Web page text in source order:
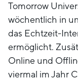
Tomorrow
wöchentlich in
das Echtzeit-
ermöglicht.
Online und
viermal im Jahr